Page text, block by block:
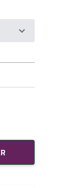
R1023
Bronze 2525
YW283F
2525 Sablé
2900 Sablé
2600 Sablé